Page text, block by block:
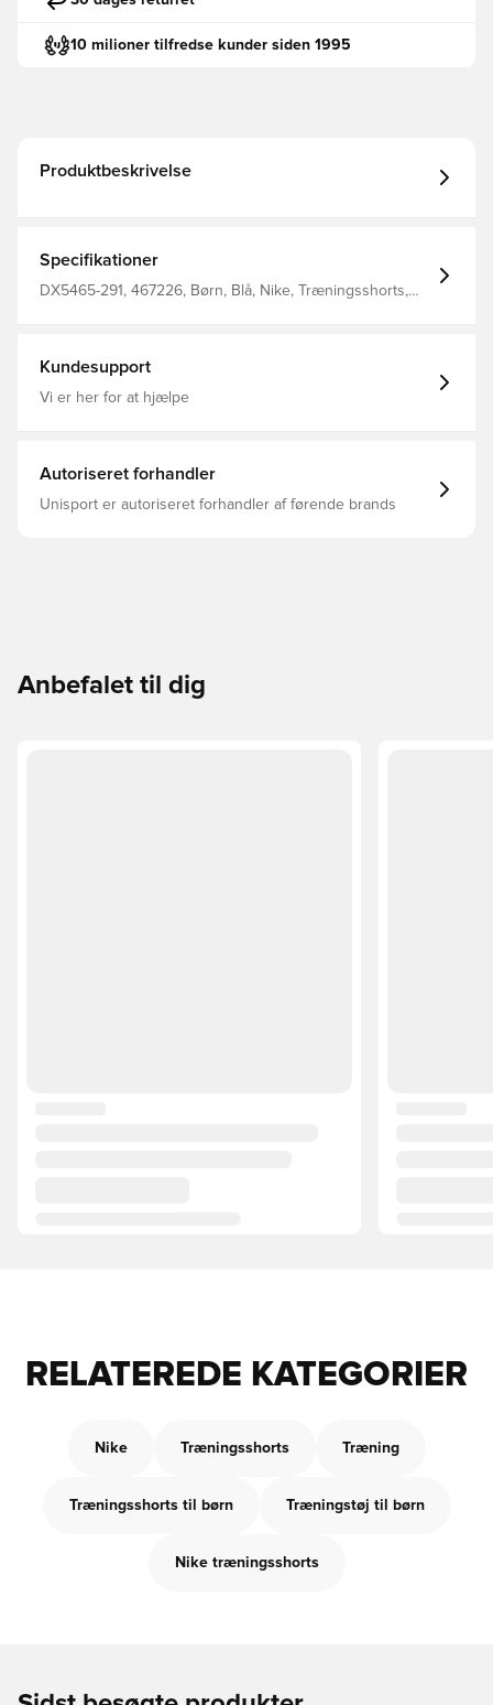
10 milioner tilfredse kunder siden 1995
Produktbeskrivelse
Specifikationer
DX5465-291, 467226, Børn, Blå, Nike, Træningsshorts,
Kundesupport
Vi er her for at hjælpe
Autoriseret forhandler
Unisport er autoriseret forhandler af førende brands
Anbefalet til dig
RELATEREDE KATEGORIER
Nike Træningsshorts Træning
Træningsshorts til børn Træningstøj til børn
Nike træningsshorts